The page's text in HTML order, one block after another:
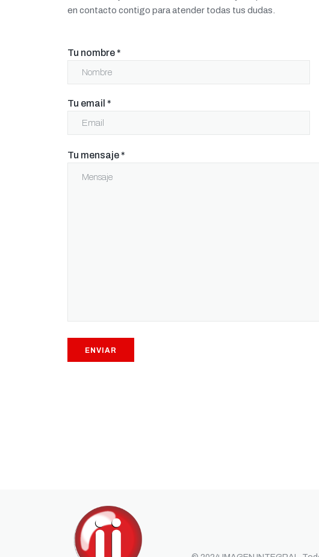
en contacto contigo para atender todas tus dudas.
Tu nombre*
Tu email *
Tu mensaje*